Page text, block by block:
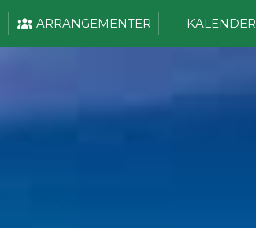
ARRANGEMENTER KALENDER